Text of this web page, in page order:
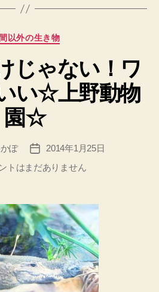
カ
ゴ
リ
ー
以外の生き物
じゃない！ワ
い☆上野動物
園☆
ぽ
投
稿
日
2014年1月25日
トはまだありません